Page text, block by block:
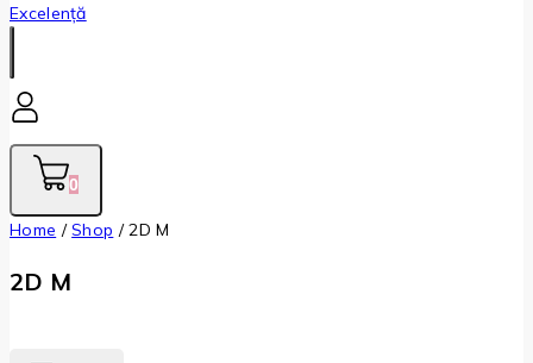
0
Home / Shop / 2D M
2D M